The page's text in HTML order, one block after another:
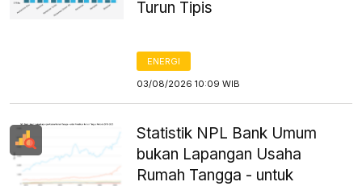
Turun Tipis
ENERGI
03/08/2026 10:09 WIB
Statistik NPL Bank Umum
bukan Lapangan Usaha
Rumah Tangga - untuk